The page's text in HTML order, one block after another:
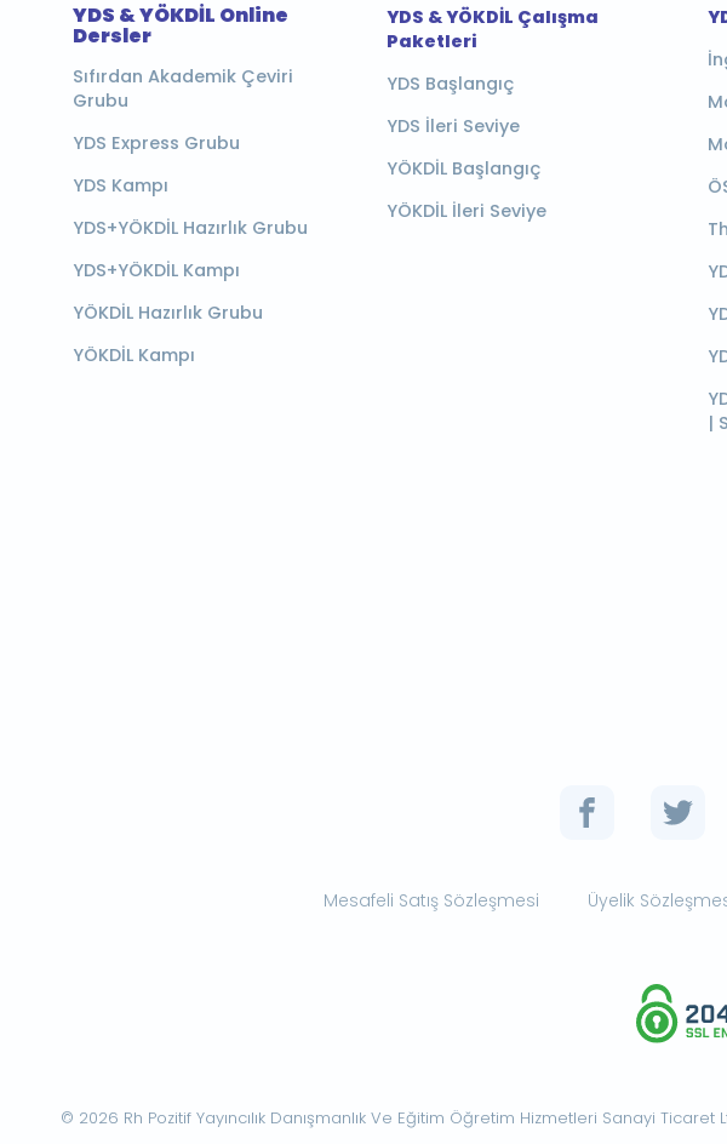
YDS & YÖKDİL Online
Dersler
Sıfırdan Akademik Çeviri
Grubu
YDS Express Grubu
YDS Kampı
YDS+YÖKDİL Hazırlık Grubu
YDS+YÖKDİL Kampı
YÖKDİL Hazırlık Grubu
YÖKDİL Kampı
YDS & YÖKDİL Çalışma
Paketleri
YDS Başlangıç
YDS İleri Seviye
YÖKDİL Başlangıç
YÖKDİL İleri Seviye
|
Mesafeli Satış Sözleşmesi Üyelik
© 2026 Rh Pozitif Yayıncılık Danışmanlık Ve Eğitim Öğretim Hizmetleri Sanayi Ticaret